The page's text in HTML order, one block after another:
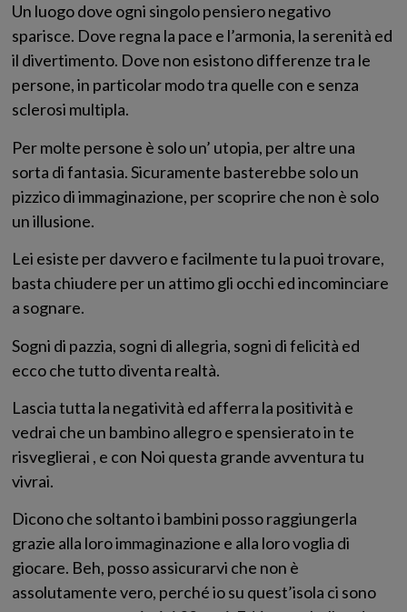
Un luogo dove ogni singolo pensiero negativo
sparisce. Dove regna la pace e l’armonia, la serenità ed
il divertimento. Dove non esistono differenze tra le
persone, in particolar modo tra quelle con e senza
sclerosi multipla.
Per molte persone è solo un’ utopia, per altre una
sorta di fantasia. Sicuramente basterebbe solo un
pizzico di immaginazione, per scoprire che non è solo
un illusione.
Lei esiste per davvero e facilmente tu la puoi trovare,
basta chiudere per un attimo gli occhi ed incominciare
a sognare.
Sogni di pazzia, sogni di allegria, sogni di felicità ed
ecco che tutto diventa realtà.
Lascia tutta la negatività ed afferra la positività e
vedrai che un bambino allegro e spensierato in te
risveglierai , e con Noi questa grande avventura tu
vivrai.
Dicono che soltanto i bambini posso raggiungerla
grazie alla loro immaginazione e alla loro voglia di
giocare. Beh, posso assicurarvi che non è
assolutamente vero, perché io su quest’isola ci sono